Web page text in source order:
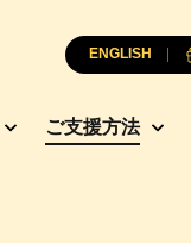
ご支援方法
ENGLISH